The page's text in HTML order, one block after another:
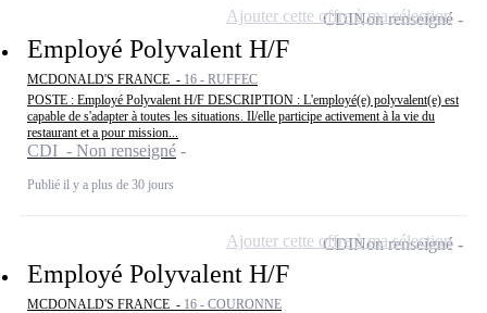
Employé Polyvalent H/F
MCDONALD'S FRANCE - 16 - RUFFEC
POSTE : Employé Polyvalent H/F DESCRIPTION : L'employé(e) polyvalent(e) est
capable de s'adapter à toutes les situations. Il/elle participe activement à la vie du
restaurant et a pour mission...
CDI - Non renseigné
Publié il y a plus de 30 jours
CDINon renseigné
Ajouter cette offre à ma sélection
Employé Polyvalent H/F
MCDONALD'S FRANCE - 16 - COURONNE
CDINon renseigné
Ajouter cette offre à ma sélection